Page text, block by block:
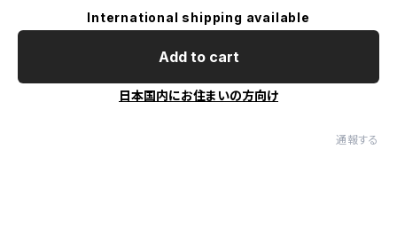
International shipping available
Add to cart
日本国内にお住まいの方向け
通報する